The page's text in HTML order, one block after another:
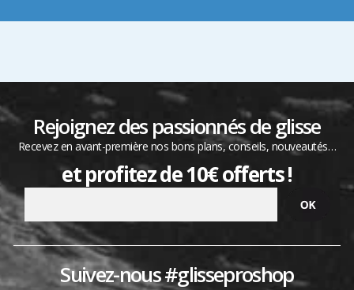
Rejoignez des passionnés de glisse
Recevez en avant-première nos bons plans, conseils, nouveautés…
et profitez de 10€ offerts !
Suivez-nous #glisseproshop